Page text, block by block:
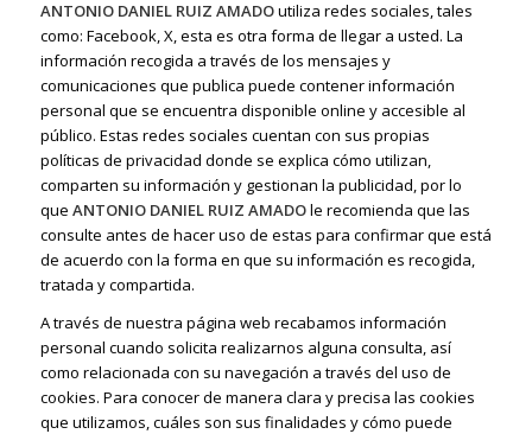
ANTONIO DANIEL RUIZ AMADOutiliza redes sociales, tales
como: Facebook, X, esta es otra forma de llegar a usted. La
información recogida a través de los mensajes y
comunicaciones que publica puede contener información
personal que se encuentra disponible online y accesible al
público. Estas redes sociales cuentan con sus propias
políticas de privacidad donde se explica cómo utilizan,
comparten su información y gestionan la publicidad, por lo
que ANTONIO DANIEL RUIZ AMADOle recomienda que las
consulte antes de hacer uso de estas para confirmar que está
de acuerdo con la forma en que su información es recogida,
tratada y compartida.
A través de nuestra página web recabamos información
personal cuando solicita realizarnos alguna consulta, así
como relacionada con su navegación a través del uso de
cookies. Para conocer de manera clara y precisa las cookies
que utilizamos, cuáles son sus finalidades y cómo puede